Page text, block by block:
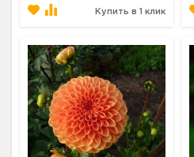
Купить в 1 клик